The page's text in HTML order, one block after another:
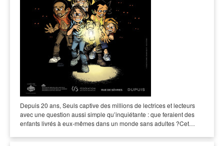
Depuis 20 ans, Seuls captive des millions de lectrices et lecteurs
avec une question aussi simple qu’inquiétante : que feraient des
enfants livrés à eux-mêmes dans un monde sans adultes ?Cet…